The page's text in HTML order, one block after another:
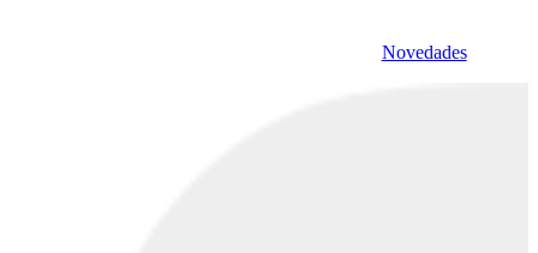
Novedades